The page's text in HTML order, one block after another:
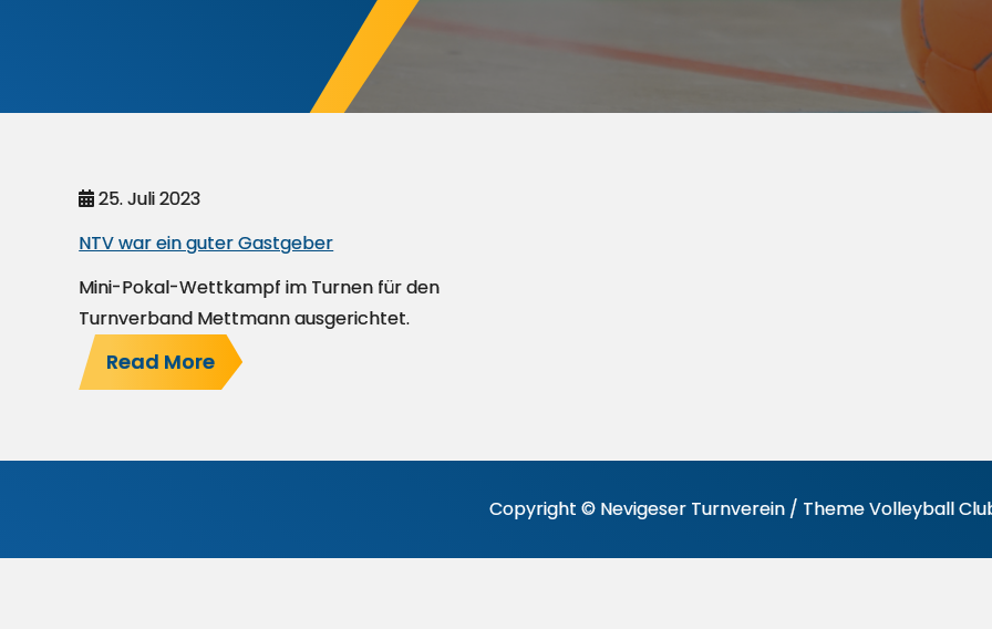
25. Juli 2023
NTV war ein guter Gastgeber
Mini-Pokal-Wettkampf im Turnen für den
Turnverband Mettmann ausgerichtet.
Read More
Copyright © Nevigeser Turnverein / Theme Volleyball